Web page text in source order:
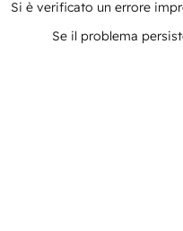
Si è verificato un errore
Se il problema